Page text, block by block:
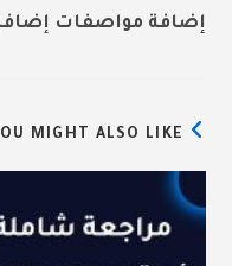
إضافة مواصفات
MIGHT ALSO LIKE